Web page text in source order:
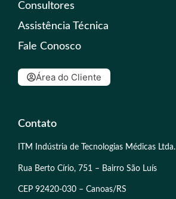
Consultores
Assistência Técnica
Fale Conosco
Área do Cliente
Contato
ITM Indústria de Tecnologias Médicas Ltda.
Rua Berto Círio, 751 – Bairro São Luís
CEP 92420-030 – Canoas/RS